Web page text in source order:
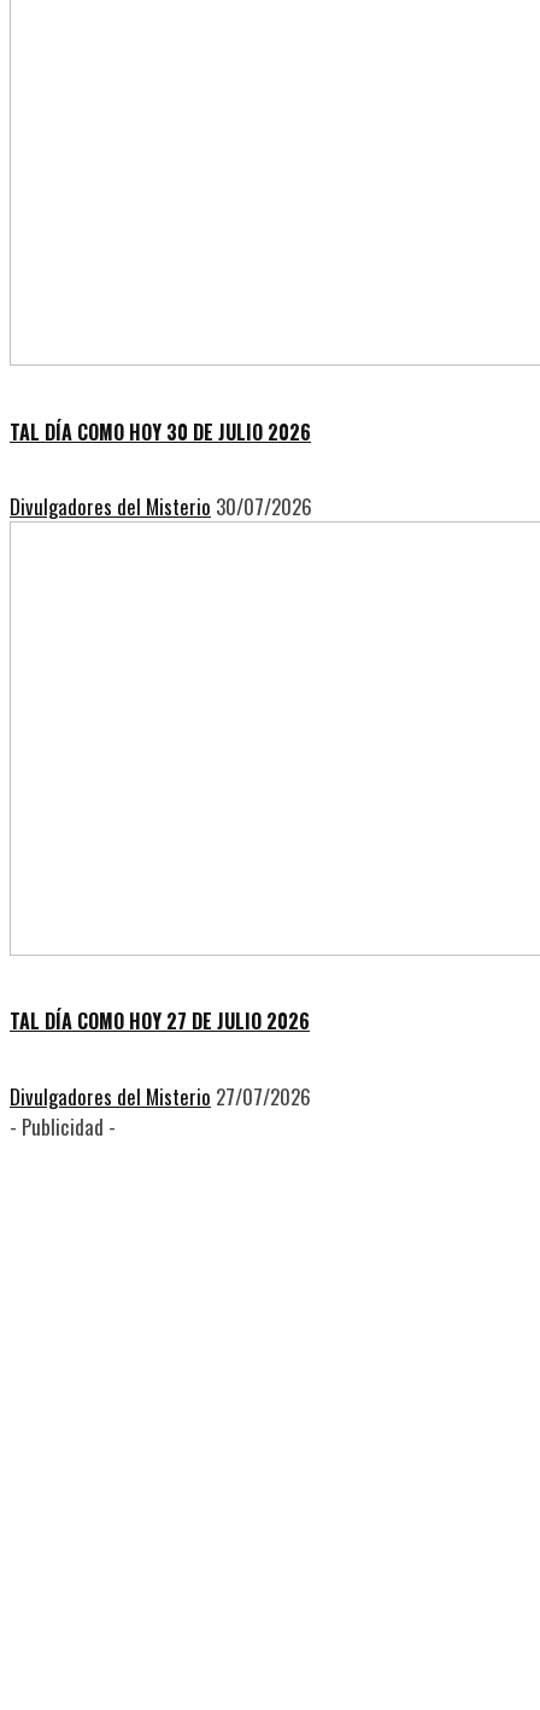
TAL DÍA COMO HOY 30 DE JULIO 2026
Divulgadores del Misterio 30/07/2026
TAL DÍA COMO HOY 27 DE JULIO 2026
Divulgadores del Misterio 27/07/2026
- Publicidad -